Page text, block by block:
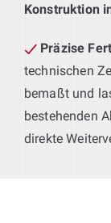
Konstruktion
Präzise
technischen
bemaßt und
bestehenden
direkte